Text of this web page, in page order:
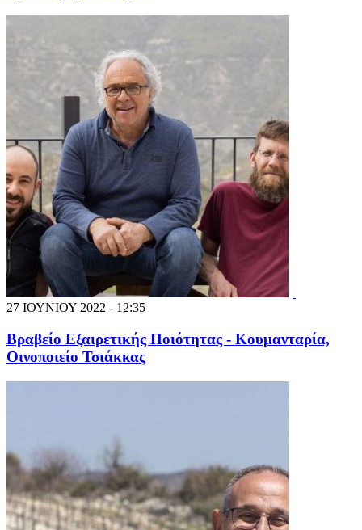
27 ΙΟΥΝΙΟΥ 2022 - 12:35
Βραβείο Εξαιρετικής Ποιότητας - Κουμανταρία,
Οινοποιείο Τσιάκκας